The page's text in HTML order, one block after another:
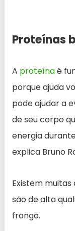
Proteínas
A proteínaé
porque ajuda
pode ajudar a
de seu corpo
energia
explica Bruno
Existem
são de alta
frango.